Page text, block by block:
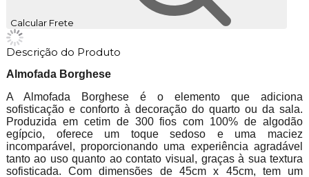
Calcular Frete
Descrição do Produto
Almofada Borghese
A Almofada Borghese é o elemento que adiciona
sofisticação e conforto à decoração do quarto ou da sala.
Produzida em cetim de 300 fios com 100% de algodão
egípcio, oferece um toque sedoso e uma maciez
incomparável, proporcionando uma experiência agradável
tanto ao uso quanto ao contato visual, graças à sua textura
sofisticada. Com dimensões de 45cm x 45cm, tem um